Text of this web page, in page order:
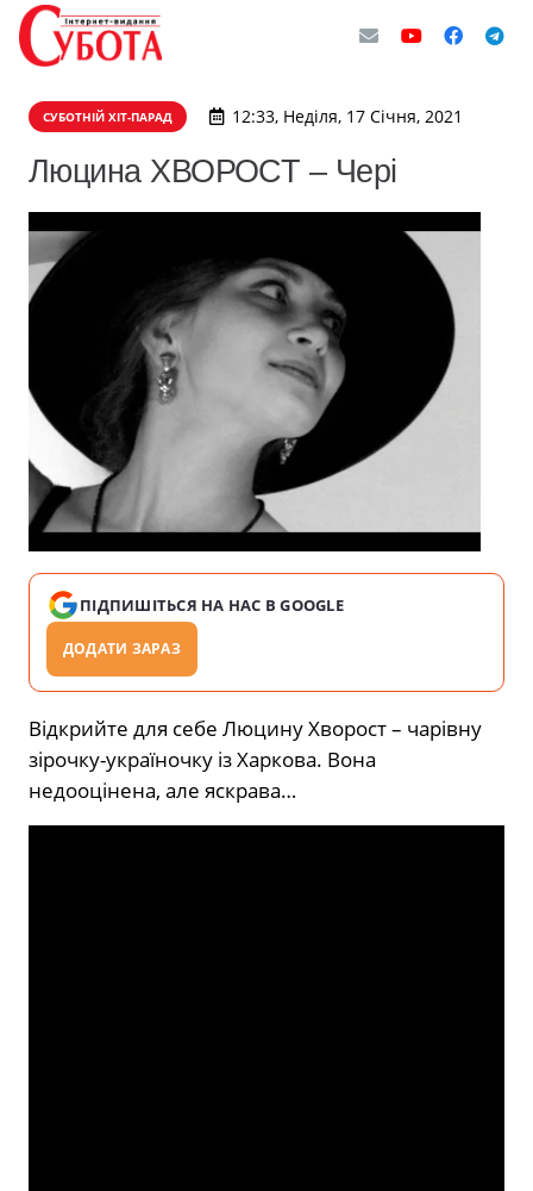
СУБОТНІЙ ХІТ-ПАРАД 12:33, Неділя, 17 Січня, 2021
Люцина ХВОРОСТ – Чері
ПІДПИШІТЬСЯ НА НАС В GOOGLE
ДОДАТИ ЗАРАЗ
Відкрийте для себе Люцину Хворост – чарівну
зірочку-україночку із Харкова. Вона
недооцінена, але яскрава…